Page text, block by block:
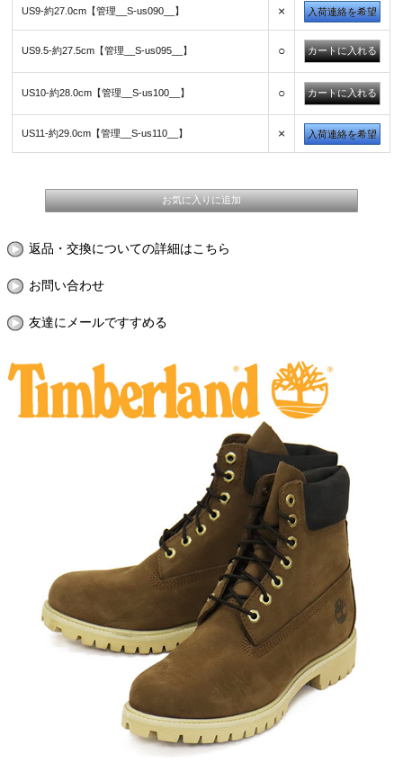
US9-約27.0cm【管理__S-us090__】 × 入荷連絡を希望
US9.5-約27.5cm【管理__S-us095__】 ○
US10-約28.0cm【管理__S-us100__】 ○
US11-約29.0cm【管理__S-us110__】 × 入荷連絡を希望
返品・交換についての詳細はこちら
お問い合わせ
友達にメールですすめる